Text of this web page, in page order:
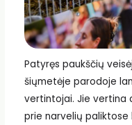
Patyręs paukščių
šiųmetėje parodoje
vertintojai. Jie vertina
prie narvelių